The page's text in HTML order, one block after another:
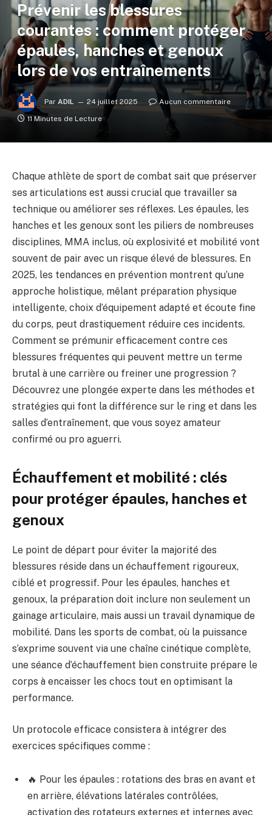
Prévenir les blessures
courantes : comment protéger
épaules, hanches et genoux
lors de vos entraînements
Par ADIL 24 juillet 2025
Aucun commentaire
11 Minutes de Lecture
Chaque athlète de sport de combat sait que préserver
ses articulations est aussi crucial que travailler sa
technique ou améliorer ses réflexes. Les épaules, les
hanches et les genoux sont les piliers de nombreuses
disciplines, MMA inclus, où explosivité et mobilité vont
souvent de pair avec un risque élevé de blessures. En
2025, les tendances en prévention montrent qu’une
approche holistique, mêlant préparation physique
intelligente, choix d’équipement adapté et écoute fine
du corps, peut drastiquement réduire ces incidents.
Comment se prémunir efficacement contre ces
blessures fréquentes qui peuvent mettre un terme
brutal à une carrière ou freiner une progression ?
Découvrez une plongée experte dans les méthodes et
stratégies qui font la différence sur le ring et dans les
salles d’entraînement, que vous soyez amateur
confirmé ou pro aguerri.
Échauffement et mobilité : clés
pour protéger épaules, hanches et
genoux
Le point de départ pour éviter la majorité des
blessures réside dans un échauffement rigoureux,
ciblé et progressif. Pour les épaules, hanches et
genoux, la préparation doit inclure non seulement un
gainage articulaire, mais aussi un travail dynamique de
mobilité. Dans les sports de combat, où la puissance
s’exprime souvent via une chaîne cinétique complète,
une séance d’échauffement bien construite prépare le
corps à encaisser les chocs tout en optimisant la
performance.
Un protocole efficace consistera à intégrer des
exercices spécifiques comme :
🔥 Pour les épaules : rotations des bras en avant et
en arrière, élévations latérales contrôlées,
activation des rotateurs externes et internes avec